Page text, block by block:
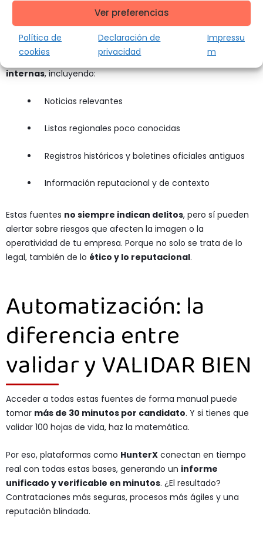
Ver preferencias
Política de
cookies
Declaración de
privacidad
Impressu
m
Ahora bien, si solo te quedas con las bases oficiales, te estás
perdiendo de una gran parte del mapa.
Plataformas como HunterXintegran más de
5.108 fuentes
internas, incluyendo:
Noticias relevantes
Listas regionales poco conocidas
Registros históricos y boletines oficiales antiguos
Información reputacional y de contexto
Estas fuentes no siempre indican delitos, pero sí pueden
alertar sobre riesgos que afecten la imagen o la
operatividad de tu empresa. Porque no solo se trata de lo
legal, también de lo ético y lo reputacional.
Automatización: la
diferencia entre
validar y VALIDAR BIEN
Acceder a todas estas fuentes de forma manual puede
tomar más de 30 minutos por candidato. Y si tienes que
validar 100 hojas de vida, haz la matemática.
Por eso, plataformas como HunterX conectan en tiempo
real con todas estas bases, generando un informe
unificado y verificable en minutos. ¿El resultado?
Contrataciones más seguras, procesos más ágiles y una
reputación blindada.